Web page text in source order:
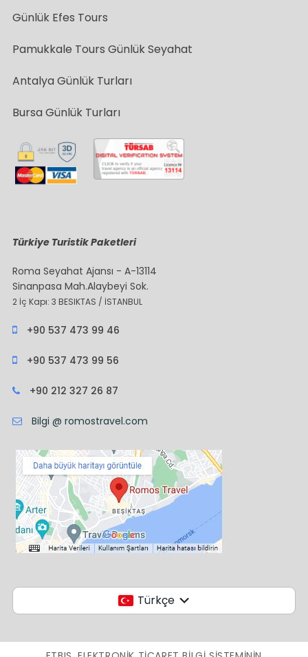
Günlük Efes Tours
Pamukkale Tours Günlük Seyahat
Antalya Günlük Turları
Bursa Günlük Turları
Türkiye Turistik Paketleri
Roma Seyahat Ajansı - A-13114
Sinanpasa Mah.Alaybeyi Sok.
2 İç Kapı: 3 BESIKTAS / İSTANBUL
+90 537 473 99 46
+90 537 473 99 56
+90 212 327 26 87
Bilgi @ romostravel.com
Türkçe